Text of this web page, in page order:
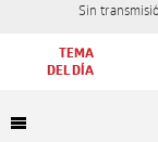
Sin
TEMA
DEL DÍA